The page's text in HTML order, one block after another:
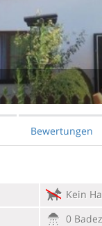
Bewertungen
Kein
0